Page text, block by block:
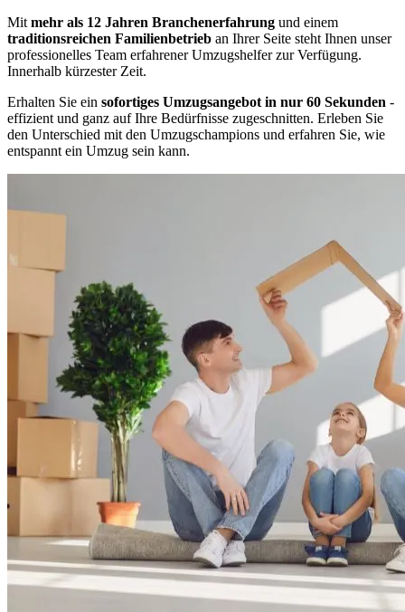
Mit mehr als 12 Jahren Branchenerfahrung und einem
traditionsreichen Familienbetrieb an Ihrer Seite steht Ihnen unser
professionelles Team erfahrener Umzugshelfer zur Verfügung.
Innerhalb kürzester Zeit.
Erhalten Sie ein sofortiges Umzugsangebot in nur 60 Sekunden -
effizient und ganz auf Ihre Bedürfnisse zugeschnitten. Erleben Sie
den Unterschied mit den Umzugschampions und erfahren Sie, wie
entspannt ein Umzug sein kann.